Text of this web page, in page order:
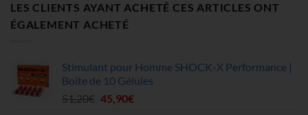
LES CLIENTS AYANT ACHETÉ CES ARTICLES ONT
ÉGALEMENT ACHETÉ
Stimulant pour Homme SHOCK-X Performance |
Boite de 10 Gélules
51,20€ Le
45,90€Le